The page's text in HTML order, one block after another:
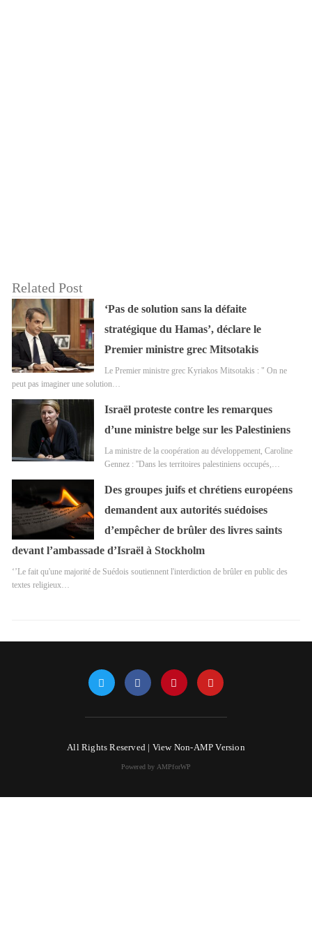
Related Post
‘Pas de solution sans la défaite
stratégique du Hamas’, déclare le
Premier ministre grec Mitsotakis
Le Premier ministre grec Kyriakos Mitsotakis : " On ne
peut pas imaginer une solution…
Israël proteste contre les remarques
d’une ministre belge sur les Palestiniens
La ministre de la coopération au développement, Caroline
Gennez : ''Dans les territoires palestiniens occupés,…
Des groupes juifs et chrétiens européens
demandent aux autorités suédoises
d’empêcher de brûler des livres saints
devant l’ambassade d’Israël à Stockholm
‘’Le fait qu'une majorité de Suédois soutiennent l'interdiction de brûler en public des
textes religieux…
All Rights Reserved | View Non-AMP Version
Powered by AMPforWP